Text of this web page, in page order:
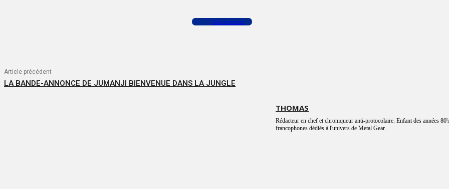
Commenter
Article précédent
LA BANDE-ANNONCE DE JUMANJI BIENVENUE DANS LA JUNGLE
THOMAS
Rédacteur en chef et chroniqueur anti-protocolaire. Enfant des années
francophones dédiés à l'univers de Metal Gear.